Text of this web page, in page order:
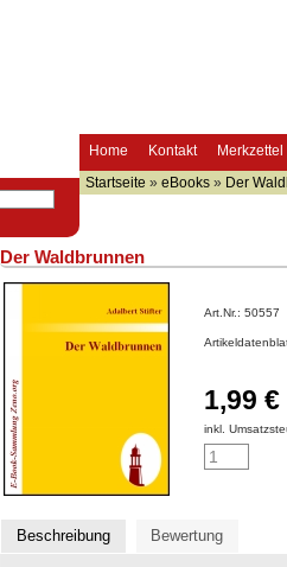
Home Kontakt Merkzettel
Startseite » eBooks » Der
Der Waldbrunnen
Art.Nr.: 50557
1,99 €
inkl.
Beschreibung Bewertung